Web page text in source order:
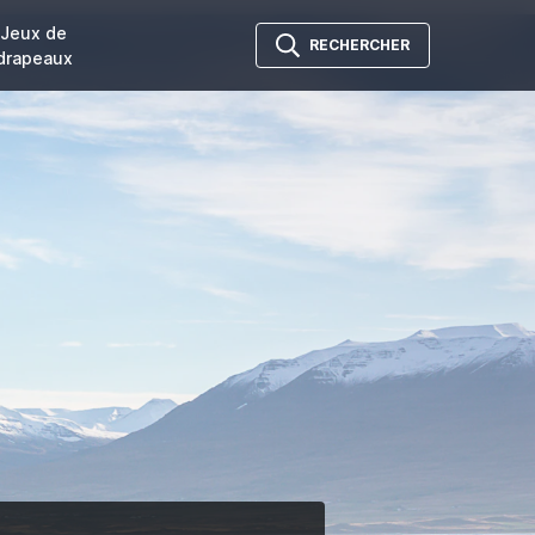
Jeux de
RECHERCHER